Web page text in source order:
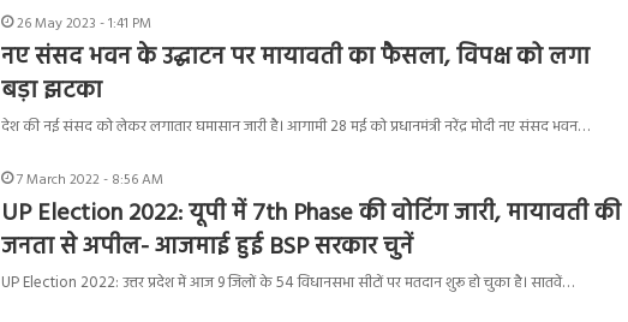
26 May 2023 - 1:41 PM
नए संसद भवन के उद्घाटन पर मायावती का फैसला, विपक्ष को लगा
बड़ा झटका
देश की नई संसद को लेकर लगातार घमासान जारी है। आगामी 28 मई को प्रधानमंत्री नरेंद्र मोदी नए संसद भवन…
7 March 2022 - 8:56 AM
UP Election 2022: यूपी में 7th Phase की वोटिंग जारी, मायावती की
जनता से अपील- आजमाई हुई BSP सरकार चुनें
UP Election 2022: उत्तर प्रदेश में आज 9 जिलों के 54 विधानसभा सीटों पर मतदान शुरू हो चुका है। सातवें…